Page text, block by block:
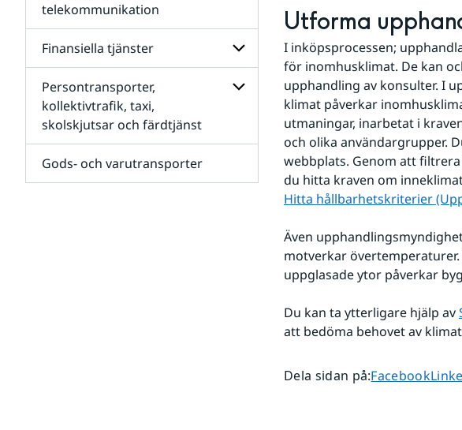
fastigheter
(byggnader)
telekommunikation
Undersidor
för
elektronik
och
telekommunikation
Finansiella tjänster
Undersidor
Finansiella
Persontransporter,
kollektivtrafik, taxi,
skolskjutsar och färdtjänst
Undersidor
för
Persontransporter,
kollektivtrafik,
taxi,
skolskjutsar
Gods- och varutransporter
Utforma
I inköpsprocessen;
för inomhusklimat. De kan
upphandling av konsulter. I
klimat påverkar
utmaningar, inarbetat i
och olika användargrupper.
webbplats. Genom att
du hitta kraven om
Hitta hållbarhetskriterier
Även
motverkar
uppglasade ytor påverkar
Du kan ta ytterligare hjälp av
att bedöma behovet av
Dela sidan på:Dela sidan på
FacebookDela